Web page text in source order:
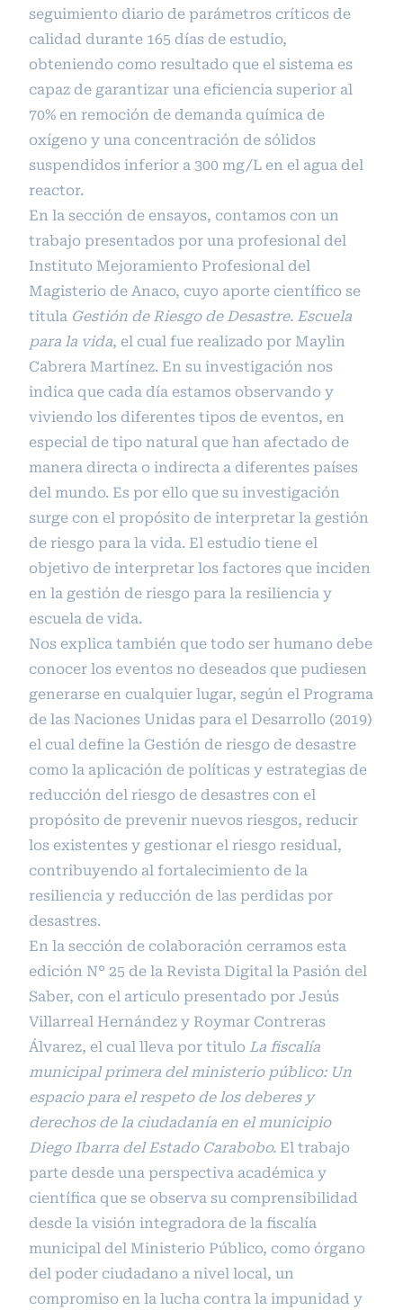
seguimiento diario de parámetros críticos de
calidad durante 165 días de estudio,
obteniendo como resultado que el sistema es
capaz de garantizar una eficiencia superior al
70% en remoción de demanda química de
oxígeno y una concentración de sólidos
suspendidos inferior a 300 mg/L en el agua del
reactor.
En la sección de ensayos, contamos con un
trabajo presentados por una profesional del
Instituto Mejoramiento Profesional del
Magisterio de Anaco, cuyo aporte científico se
titula Gestión de Riesgo de Desastre. Escuela
para la vida, el cual fue realizado por Maylin
Cabrera Martínez. En su investigación nos
indica que cada día estamos observando y
viviendo los diferentes tipos de eventos, en
especial de tipo natural que han afectado de
manera directa o indirecta a diferentes países
del mundo. Es por ello que su investigación
surge con el propósito de interpretar la gestión
de riesgo para la vida. El estudio tiene el
objetivo de interpretar los factores que inciden
en la gestión de riesgo para la resiliencia y
escuela de vida.
Nos explica también que todo ser humano debe
conocer los eventos no deseados que pudiesen
generarse en cualquier lugar, según el Programa
de las Naciones Unidas para el Desarrollo (2019)
el cual define la Gestión de riesgo de desastre
como la aplicación de políticas y estrategias de
reducción del riesgo de desastres con el
propósito de prevenir nuevos riesgos, reducir
los existentes y gestionar el riesgo residual,
contribuyendo al fortalecimiento de la
resiliencia y reducción de las perdidas por
desastres.
En la sección de colaboración cerramos esta
edición N° 25 de la Revista Digital la Pasión del
Saber, con el articulo presentado por Jesús
Villarreal Hernández y Roymar Contreras
Álvarez, el cual lleva por titulo La fiscalía
municipal primera del ministerio público: Un
espacio para el respeto de los deberes y
derechos de la ciudadanía en el municipio
Diego Ibarra del Estado Carabobo. El trabajo
parte desde una perspectiva académica y
científica que se observa su comprensibilidad
desde la visión integradora de la fiscalía
municipal del Ministerio Público, como órgano
del poder ciudadano a nivel local, un
compromiso en la lucha contra la impunidad y